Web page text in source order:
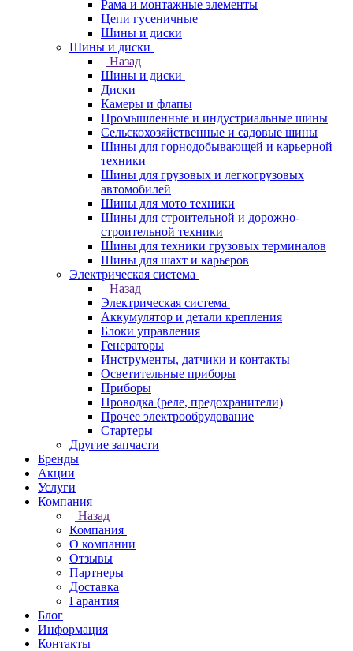
Рама и монтажные элементы
Цепи гусеничные
Шины и диски
Шины и диски
Назад
Шины и диски
Диски
Камеры и флапы
Промышленные и индустриальные шины
Сельскохозяйственные и садовые шины
Шины для горнодобывающей и карьерной
техники
Шины для грузовых и легкогрузовых
автомобилей
Шины для мото техники
Шины для строительной и дорожно-
строительной техники
Шины для техники грузовых терминалов
Шины для шахт и карьеров
Электрическая система
Назад
Электрическая система
Аккумулятор и детали крепления
Блоки управления
Генераторы
Инструменты, датчики и контакты
Осветительные приборы
Приборы
Проводка (реле, предохранители)
Прочее электрообрудование
Стартеры
Другие запчасти
Бренды
Акции
Услуги
Компания
Назад
Компания
О компании
Отзывы
Партнеры
Доставка
Гарантия
Блог
Информация
Контакты